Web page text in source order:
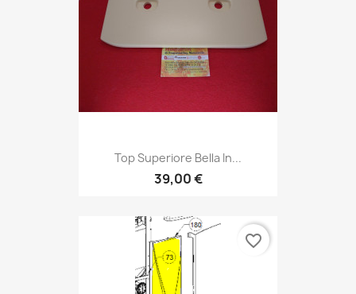
Top Superiore Bella In...
39,00 €
favorite_border